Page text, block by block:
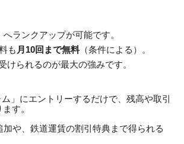
ランクアップが可能です。
も 月10回まで無料（条件による）。
られるのが最大の強みです。
」にエントリーするだけで、残高や取引
す。
や、鉄道運賃の割引特典まで得られる